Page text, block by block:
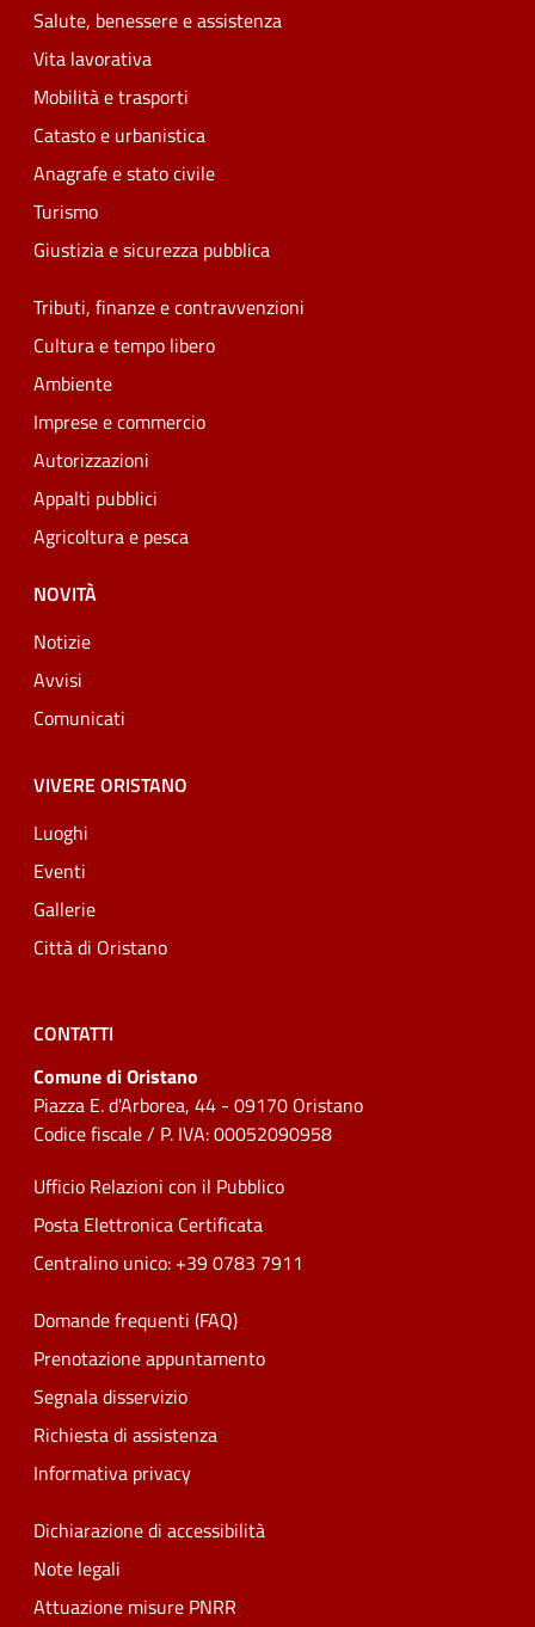
Salute, benessere e assistenza
Vita lavorativa
Mobilità e trasporti
Catasto e urbanistica
Anagrafe e stato civile
Turismo
Giustizia e sicurezza pubblica
Tributi, finanze e contravvenzioni
Cultura e tempo libero
Ambiente
Imprese e commercio
Autorizzazioni
Appalti pubblici
Agricoltura e pesca
NOVITÀ
Notizie
Avvisi
Comunicati
VIVERE ORISTANO
Luoghi
Eventi
Gallerie
Città di Oristano
CONTATTI
Comune di Oristano
Piazza E. d'Arborea, 44 - 09170 Oristano
Codice fiscale / P. IVA: 00052090958
Ufficio Relazioni con il Pubblico
Posta Elettronica Certificata
Centralino unico: +39 0783 7911
Domande frequenti (FAQ)
Prenotazione appuntamento
Segnala disservizio
Richiesta di assistenza
Informativa privacy
Dichiarazione di accessibilità
Note legali
Attuazione misure PNRR